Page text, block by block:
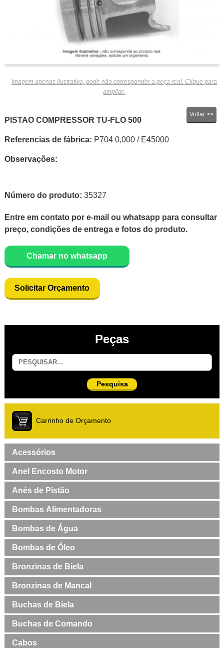
Imagem apenas ilustrativa, pode não corresponder a peça real. Clique para
ampliar.
Voltar >>
PISTAO COMPRESSOR TU-FLO 500
Referencias de fábrica: P704 0,000 / E45000
Observações:
Número do produto: 35327
Entre em contato por e-mail ou whatsapp para consultar
preço, condições de entrega e fotos do produto.
Chamar no whatsapp
Solicitar Orçamento
Peças
Pesquisa
Carrinho de Orçamento
Acessórios
Anel Encosto Motor
Anés de Pistão
Bombas Alimentadoras
Bombas de Água
Bombas de Óleo
Bronzinas de Biela
Bronzinas de Mancal
Buchas de Biela
Buchas de Comando
Cabos